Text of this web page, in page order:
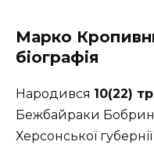
Марко
біографія
Народився 10(22)
Бежбайраки
Херсонської